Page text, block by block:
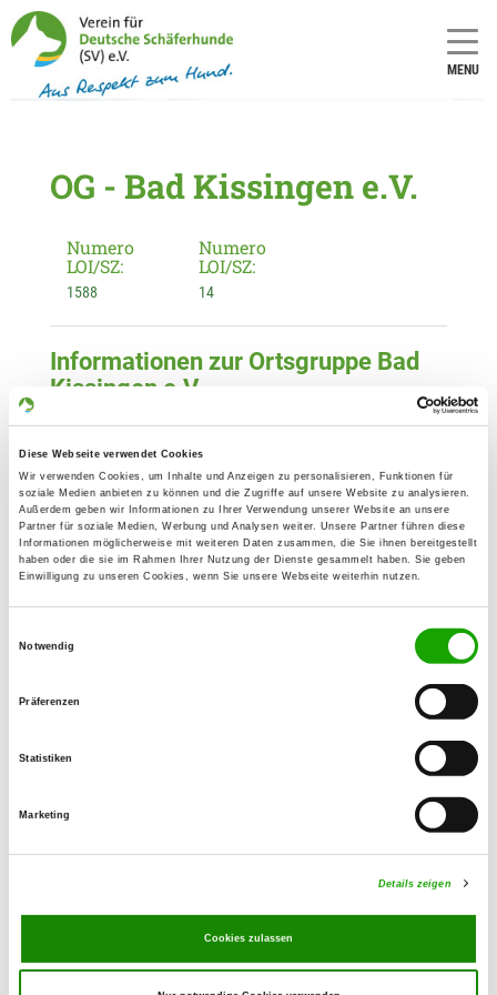
Diese Webseite verwendet Cookies
Wir verwenden Cookies, um Inhalte und Anzeigen zu personalisieren, Funktionen für
soziale Medien anbieten zu können und die Zugriffe auf unsere Website zu analysieren.
Außerdem geben wir Informationen zu Ihrer Verwendung unserer Website an unsere
Partner für soziale Medien, Werbung und Analysen weiter. Unsere Partner führen diese
Informationen möglicherweise mit weiteren Daten zusammen, die Sie ihnen bereitgestellt
haben oder die sie im Rahmen Ihrer Nutzung der Dienste gesammelt haben. Sie geben
Einwilligung zu unseren Cookies, wenn Sie unsere Webseite weiterhin nutzen.
Notwendig
Präferenzen
Statistiken
Marketing
Details zeigen
Cookies zulassen
MENU
OG - Bad Kissingen e.V.
Numero
LOI/SZ:
1588
Numero
LOI/SZ:
14
Informationen zur Ortsgruppe Bad
Kissingen e.V.
Kontakt:
Olaf Kaiser
Höhenstr. 8
97688 Bad Kissingen
Übungsplatz:
Kiefernstraße
Homepage:
Unterordnung, Schutzdienst, Obedience,
Sonntag 10:00 h - 12:00 h
Übungszeiten im Winter: